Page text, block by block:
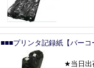
■■■プリンタ記録紙【バー
★当日